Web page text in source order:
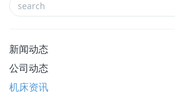
新闻动态
公司动态
机床资讯